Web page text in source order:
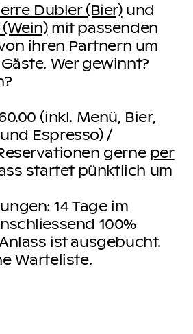
Dubler (Bier)und
mit passenden
ihren Partnern um
Wer gewinnt?
(inkl. Menü, Bier,
Espresso) /
gerne per
startet pünktlich um
14 Tage im
100%
ist ausgebucht.
Warteliste.